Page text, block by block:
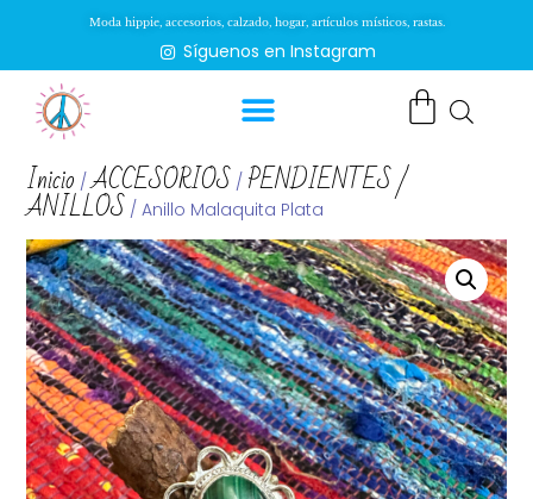
Moda hippie, accesorios, calzado, hogar, artículos místicos, rastas.
Síguenos en Instagram
Inicio /ACCESORIOS / PENDIENTES /
ANILLOS / Anillo Malaquita Plata